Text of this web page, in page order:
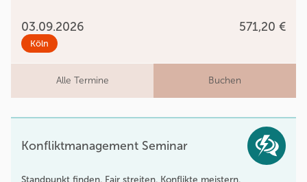
03.09.2026 571,20 €
Köln
Alle Termine Buchen
Konfliktmanagement Seminar
Standpunkt finden. Fair streiten. Konflikte meistern.